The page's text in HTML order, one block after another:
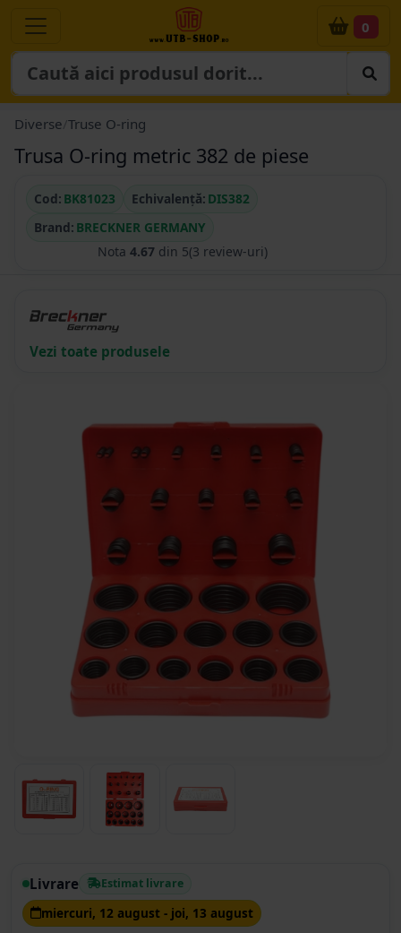
0
Diverse Truse O-ring
Trusa O-ring metric 382 de piese
Cod: BK81023 Echivalență: DIS382
Brand: BRECKNER GERMANY
Nota 4.67 din 5(3 review-uri)
Vezi toate produsele
Livrare Estimat livrare
miercuri, 12 august - joi, 13 august